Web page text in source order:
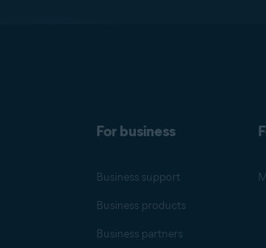
For business
Business support
Business products
Business partners